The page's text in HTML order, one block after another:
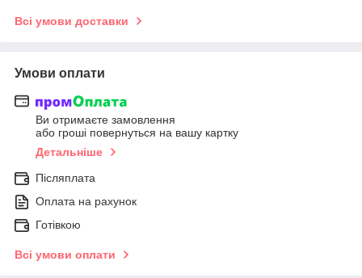
Всі умови доставки
Умови оплати
Ви отримаєте замовлення
або гроші повернуться на вашу картку
Детальніше
Післяплата
Оплата на рахунок
Готівкою
Всі умови оплати